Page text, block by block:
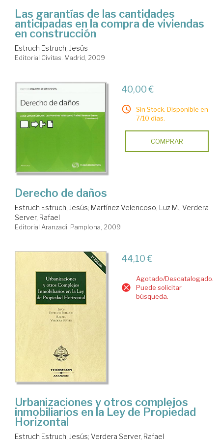
Las garantías de las cantidades
anticipadas en la compra de viviendas
en construcción
Estruch Estruch, Jesús
Editorial Civitas. Madrid, 2009
40,00 €
Sin Stock. Disponible en
7/10 días.
COMPRAR
Derecho de daños
Estruch Estruch, Jesús; Martínez Velencoso, Luz M.; Verdera
Server, Rafael
Editorial Aranzadi. Pamplona, 2009
44,10 €
Agotado/Descatalogado.
Puede solicitar
búsqueda.
Urbanizaciones y otros complejos
inmobiliarios en la Ley de Propiedad
Horizontal
Estruch Estruch, Jesús; Verdera Server, Rafael